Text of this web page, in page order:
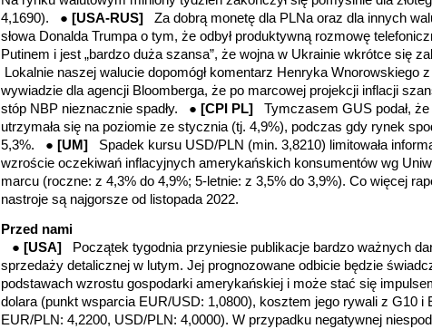
4,1690). ● [USA-RUS] Za dobrą monetę dla PLNa oraz dla innych
słowa Donalda Trumpa o tym, że odbył produktywną rozmowę
Putinem i jest „bardzo duża szansa”, że wojna w Ukrainie wkrótce się
Lokalnie naszej walucie dopomógł komentarz Henryka Wnorowskiego
wywiadzie dla agencji Bloomberga, że po marcowej projekcji inflacji
stóp NBP nieznacznie spadły. ● [CPI PL] Tymczasem GUS podał,
utrzymała się na poziomie ze stycznia (tj. 4,9%), podczas gdy rynek
5,3%. ● [UM] Spadek kursu USD/PLN (min. 3,8210) limitowała
wzroście oczekiwań inflacyjnych amerykańskich konsumentów wg
marcu (roczne: z 4,3% do 4,9%; 5-letnie: z 3,5% do 3,9%). Co więcej
nastroje są najgorsze od listopada 2022.
Przed nami
● [USA]
Początek tygodnia przyniesie publikacje bardzo ważnych
sprzedaży detalicznej w lutym. Jej prognozowane odbicie będzie
podstawach wzrostu gospodarki amerykańskiej i może stać się
dolara (punkt wsparcia EUR/USD: 1,0800), kosztem jego rywali z G10 i
EUR/PLN: 4,2200, USD/PLN: 4,0000). W przypadku negatywnej